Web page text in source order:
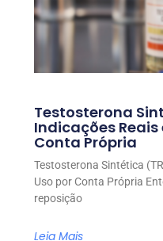
Testosterona
Indicações Reais
Conta Própria
Testosterona Sintética
Uso por Conta Própria
reposição
Leia Mais